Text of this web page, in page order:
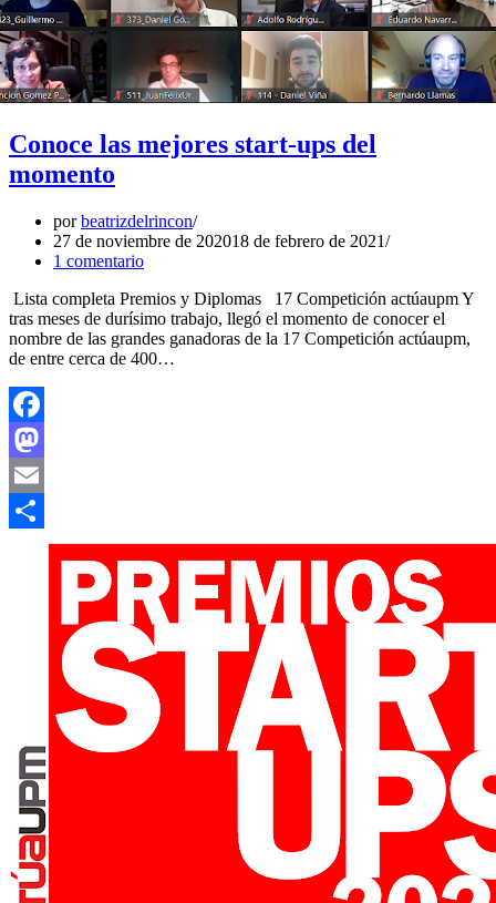
Conoce las mejores start-ups del
momento
porbeatrizdelrincon
27 de noviembre de 202018 de febrero de 2021
1 comentario
Lista completa Premios y Diplomas 17 Competición actúaupm Y
tras meses de durísimo trabajo, llegó el momento de conocer el
nombre de las grandes ganadoras de la 17 Competición actúaupm,
de entre cerca de 400…
Facebook
Mastodon
Email
Compartir